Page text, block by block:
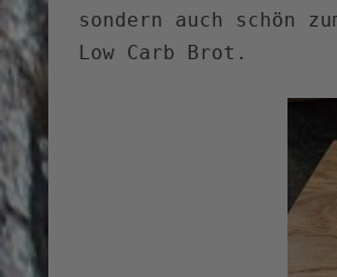
sondern auch schön
Low Carb Brot.